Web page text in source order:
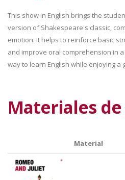
This show in English brings the
version of Shakespeare's classic,
emotion. It helps to reinforce basic
and improve oral comprehension in
way to learn English while enjoying a
Materiales
Material